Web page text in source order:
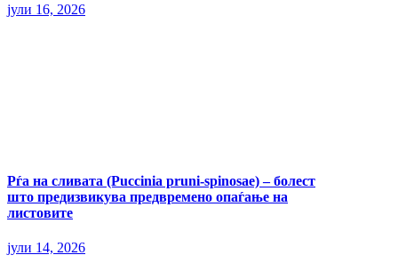
јули 16, 2026
Рѓа на сливата (Puccinia pruni-spinosae) – болест
што предизвикува предвремено опаѓање на
листовите
јули 14, 2026